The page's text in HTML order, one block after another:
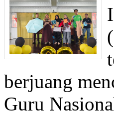
berjuang
Guru